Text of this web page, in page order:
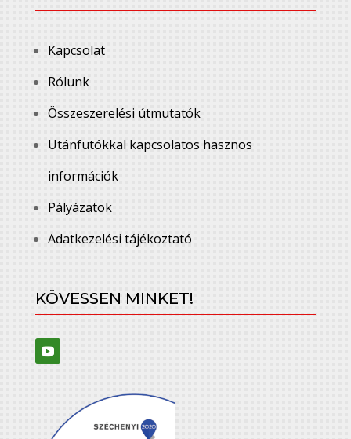
Kapcsolat
Rólunk
Összeszerelési útmutatók
Utánfutókkal kapcsolatos hasznos
információk
Pályázatok
Adatkezelési tájékoztató
KÖVESSEN MINKET!